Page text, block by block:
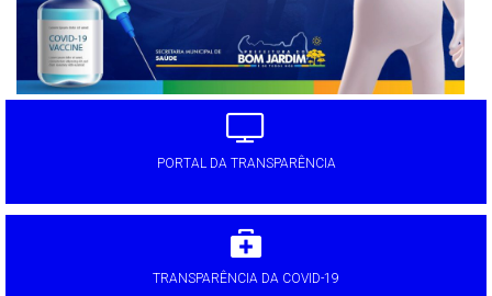
PORTAL DA TRANSPARÊNCIA
TRANSPARÊNCIA DA COVID-19